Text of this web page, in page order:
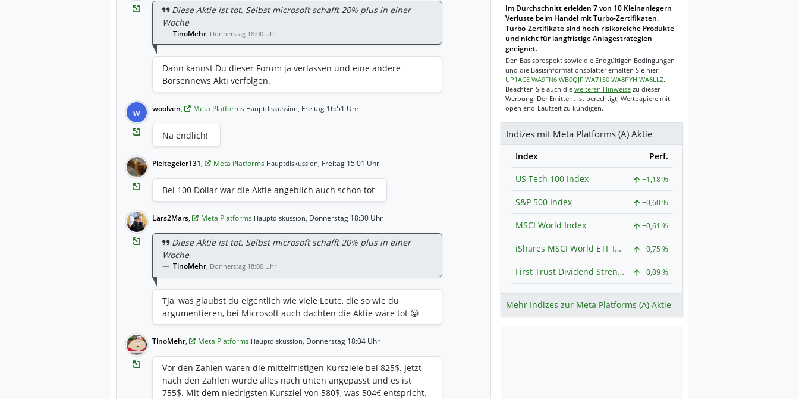
Diese Aktie ist tot. Selbst microsoft schafft 20% plus in einer
Woche
TinoMehr, Donnerstag 18:00 Uhr
Dann kannst Du dieser Forum ja verlassen und eine andere
Börsennews Akti verfolgen.
w woolven, Meta Platforms Hauptdiskussion, Freitag 16:51 Uhr
Na endlich!
Pleitegeier131, Meta Platforms Hauptdiskussion, Freitag 15:01 Uhr
Bei 100 Dollar war die Aktie angeblich auch schon tot
Lars2Mars, Meta Platforms Hauptdiskussion, Donnerstag 18:30 Uhr
Diese Aktie ist tot. Selbst microsoft schafft 20% plus in einer
Woche
TinoMehr, Donnerstag 18:00 Uhr
Tja, was glaubst du eigentlich wie viele Leute, die so wie du
argumentieren, bei Microsoft auch dachten die Aktie wäre tot 😛
TinoMehr, Meta Platforms Hauptdiskussion, Donnerstag 18:04 Uhr
Vor den Zahlen waren die mittelfristigen Kursziele bei 825$. Jetzt
nach den Zahlen wurde alles nach unten angepasst und es ist
755$. Mit dem niedrigsten Kursziel von 580$, was 504€ entspricht.
Im Durchschnitt erleiden 7 von 10 Kleinanlegern
Verluste beim Handel mit Turbo-Zertifikaten.
Turbo-Zertifikate sind hoch risikoreiche Produkte
und nicht für langfristige Anlagestrategien
geeignet.
Den Basisprospekt sowie die Endgültigen Bedingungen
und die Basisinformationsblätter erhalten Sie hier:
UP1ACE WA9FN6 WB0QJF WA71S0 WA8PYH WA8LLZ.
Beachten Sie auch die weiteren Hinweisezu dieser
Werbung. Der Emittent ist berechtigt, Wertpapiere mit
open end-Laufzeit zu kündigen.
Indizes mit Meta Platforms (A) Aktie
Index
Perf.
US Tech 100 Index
+1,18 %
S&P 500 Index +0,60 %
MSCI World Index +0,61 %
iShares MSCI World ETF Index +0,75 %
First Trust Dividend Strength ETF Index +0,09 %
Mehr Indizes zur Meta Platforms (A) Aktie